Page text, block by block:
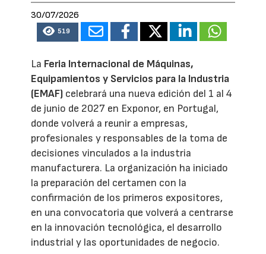
30/07/2026
519
La Feria Internacional de Máquinas,
Equipamientos y Servicios para la Industria
(EMAF) celebrará una nueva edición del 1 al 4
de junio de 2027 en Exponor, en Portugal,
donde volverá a reunir a empresas,
profesionales y responsables de la toma de
decisiones vinculados a la industria
manufacturera. La organización ha iniciado
la preparación del certamen con la
confirmación de los primeros expositores,
en una convocatoria que volverá a centrarse
en la innovación tecnológica, el desarrollo
industrial y las oportunidades de negocio.